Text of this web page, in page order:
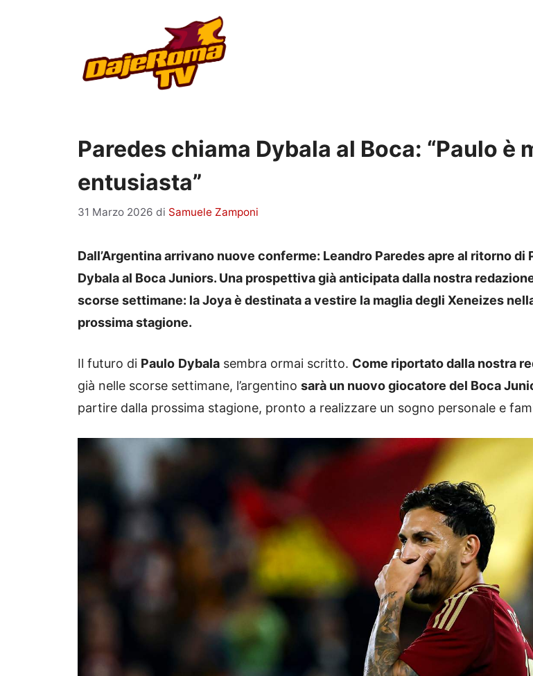
Paredes chiama Dybala al Boca: “Paulo è
entusiasta”
31 Marzo 2026 di Samuele Zamponi
Dall’Argentina arrivano nuove conferme: Leandro Paredes apre al ritorno di
Dybala al Boca Juniors. Una prospettiva già anticipata dalla nostra
scorse settimane: la Joya è destinata a vestire la maglia degli Xeneizes
prossima stagione.
Il futuro di Paulo Dybala sembra ormai scritto. Come riportato dalla nostra
già nelle scorse settimane, l’argentino sarà un nuovo giocatore del Boca
partire dalla prossima stagione, pronto a realizzare un sogno personale e